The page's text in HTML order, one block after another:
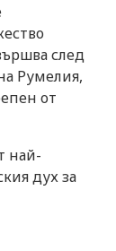
след
Румелия,
от
най-
дух за